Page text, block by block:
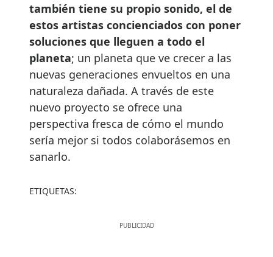
también tiene su propio sonido, el de
estos artistas concienciados con poner
soluciones que lleguen a todo el
planeta; un planeta que ve crecer a las
nuevas generaciones envueltos en una
naturaleza dañada. A través de este
nuevo proyecto se ofrece una
perspectiva fresca de cómo el mundo
sería mejor si todos colaborásemos en
sanarlo.
ETIQUETAS: